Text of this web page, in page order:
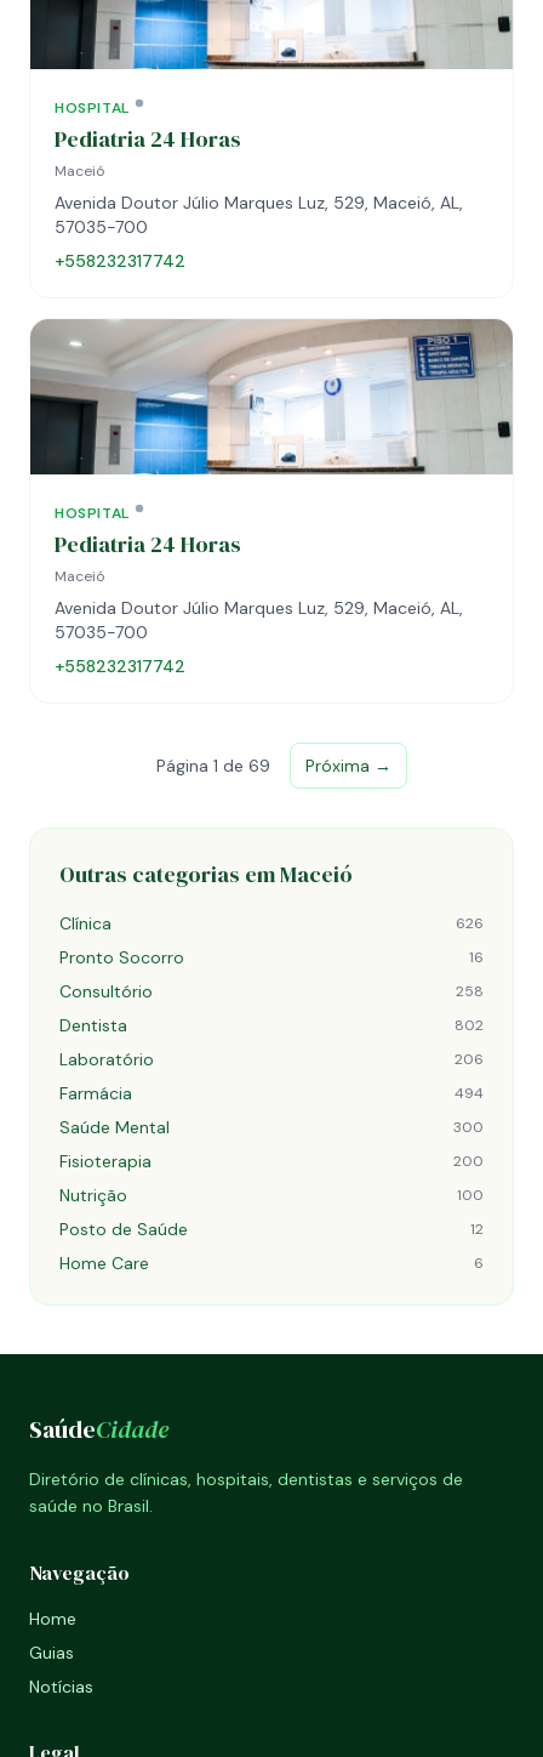
HOSPITAL
Pediatria 24 Horas
Maceió
Avenida Doutor Júlio Marques Luz, 529, Maceió, AL,
57035-700
+558232317742
HOSPITAL
Pediatria 24 Horas
Maceió
Avenida Doutor Júlio Marques Luz, 529, Maceió, AL,
57035-700
+558232317742
Página 1 de 69 Próxima →
Outras categorias em Maceió
Clínica 626
Pronto Socorro 16
Consultório 258
Dentista 802
Laboratório 206
Farmácia 494
Saúde Mental 300
Fisioterapia 200
Nutrição 100
Posto de Saúde 12
Home Care 6
SaúdeCidade
Diretório de clínicas, hospitais, dentistas e serviços de
saúde no Brasil.
Navegação
Home
Guias
Notícias